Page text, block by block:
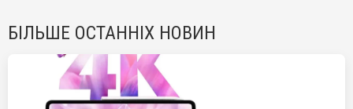
БІЛЬШЕ ОСТАННІХ НОВИН